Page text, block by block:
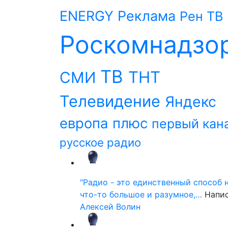
ENERGY Реклама Рен ТВ
СМИ ТВ ТНТ
Телевидение Яндекс
европа плюс первый
русское радио
"Радио - это единственный способ
что-то большое и разумное,…
Алексей Волин